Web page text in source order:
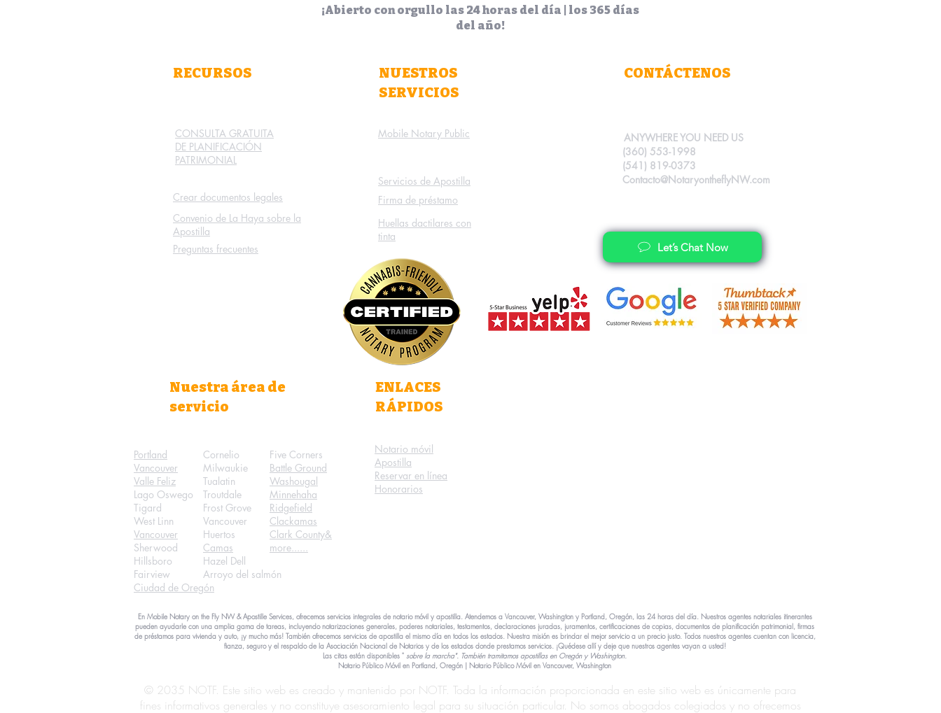
¡Abierto con orgullo las 24 horas del día | los 365 días
del año!
RECURSOS
NUESTROS
SERVICIOS
CONTÁCTENOS
CONSULTA GRATUITA
DE PLANIFICACIÓN
PATRIMONIAL
Mobile Notary Public
Servicios de Apostilla
Crear documentos legales
Firma de préstamo
ANYWHERE YOU NEED US
(360) 553-1998
(541) 819-0373
Contacto@NotaryontheflyNW.com
Convenio de La Haya sobre la
Apostilla
Preguntas frecuentes
Huellas dactilares con
tinta
Let’s Chat Now
Nuestra área de
servicio
ENLACES
RÁPIDOS
Portland
Vancouver
Valle Feliz
Lago Oswego
Tigard
West Linn
Vancouver
Sherwood
Hillsboro
Fairview
Ciudad de Oregón
Cornelio
Milwaukie
Tualatin
Troutdale
Frost Grove
Vancouver
Huertos
Camas
Hazel Dell
Arroyo del salmón
Five Corners
Battle Ground
Washougal
Minnehaha
Ridgefield
Clackamas
Clark County&
more......
Notario móvil
Apostilla
Reservar en línea
Honorarios
En Mobile Notary on the Fly NW & Apostille Services, ofrecemos servicios integrales de notario móvil y apostilla. Atendemos a Vancouver, Washington y Portland, Oregón, las 24 horas del día. Nuestros agentes notariales itinerantes
pueden ayudarle con una amplia gama de tareas, incluyendo notarizaciones generales, poderes notariales, testamentos, declaraciones juradas, juramentos, certificaciones de copias, documentos de planificación patrimonial, firmas
de préstamos para vivienda y auto, ¡y mucho más! También ofrecemos servicios de apostilla el mismo día en todos los estados. Nuestra misión es brindar el mejor servicio a un precio justo. Todos nuestros agentes cuentan con licencia,
fianza, seguro y el respaldo de la Asociación Nacional de Notarios y de los estados donde prestamos servicios. ¡Quédese allí y deje que nuestros agentes vayan a usted!
Las citas están disponibles " sobre la marcha". También tramitamos apostillas en Oregón y Washington.
Notario Público Móvil en Portland, Oregón | Notario Público Móvil en Vancouver, Washington
© 2035 NOTF. Este sitio web es creado y mantenido por NOTF. Toda la información proporcionada en este sitio web es únicamente para
fines informativos generales y no constituye asesoramiento legal para su situación particular. No somos abogados colegiados y no ofrecemos